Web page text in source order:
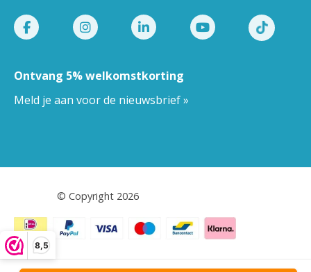
8,5
Ontvang 5% welkomstkorting
Meld je aan voor de nieuwsbrief »
© Copyright 2026
Algemene voorwaarden-Privacy-Cookies